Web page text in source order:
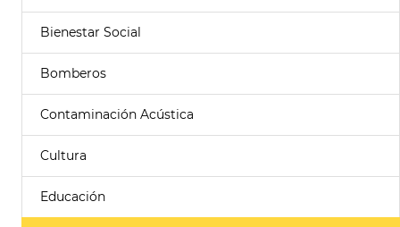
Bienestar Social
Bomberos
Contaminación Acústica
Cultura
Educación